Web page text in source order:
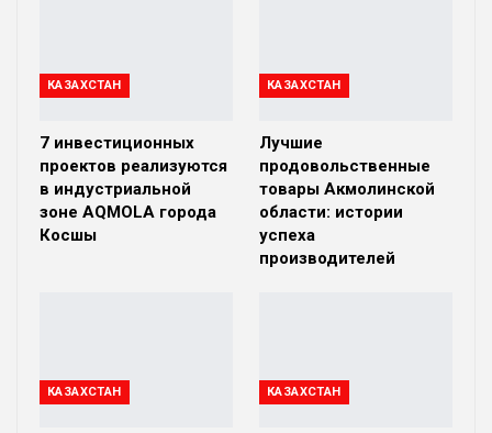
КАЗАХСТАН
7 инвестиционных
проектов реализуются
в индустриальной
зоне AQMOLA города
Косшы
КАЗАХСТАН
Лучшие
продовольственные
товары Акмолинской
области: истории
успеха
производителей
КАЗАХСТАН КАЗАХСТАН